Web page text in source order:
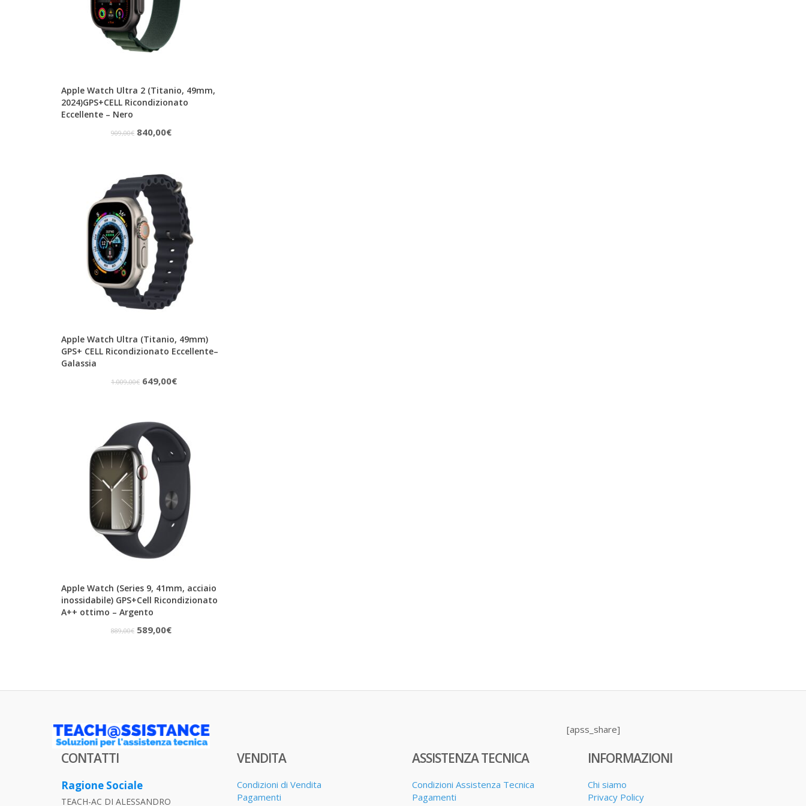
Apple Watch Ultra 2 (Titanio, 49mm,
2024)GPS+CELL Ricondizionato
Eccellente – Nero
909,00€ Il
era:
909,00€.
840,00€Il
è:
840,00€.
Apple Watch Ultra (Titanio, 49mm)
GPS+ CELL Ricondizionato Eccellente–
Galassia
1.009,00€ Il
era:
1.009,00€.
649,00€Il
è:
649,00€.
Apple Watch (Series 9, 41mm, acciaio
inossidabile) GPS+Cell Ricondizionato
A++ ottimo – Argento
889,00€ Il
589,00€Il
[apss_share]
CONTATTI
Ragione Sociale
TEACH-AC DI ALESSANDRO
VENDITA
Condizioni di Vendita
Pagamenti
ASSISTENZA TECNICA
Condizioni Assistenza Tecnica
Pagamenti
INFORMAZIONI
Chi siamo
Privacy Policy